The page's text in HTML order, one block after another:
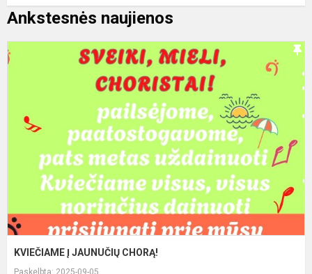
Ankstesnės naujienos
KVIEČIAME Į JAUNUČIŲ CHORĄ!
Paskelbta: 2025-09-05